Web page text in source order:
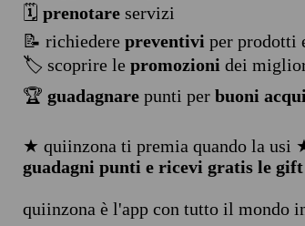
🗓️ prenotareservizi
📝 richiedere preventivi per prodotti
🏷️ scoprire le promozioni dei
🏆 guadagnarepunti per buoni
★ quiinzona ti premia quando la usi
guadagni punti e ricevi gratis le
quiinzona è l'app con tutto il mondo